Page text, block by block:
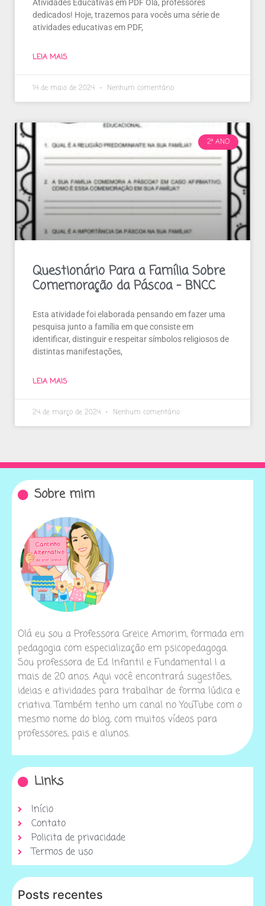
Atividades Educativas em PDF Olá, professores
dedicados! Hoje, trazemos para vocês uma série de
atividades educativas em PDF,
LEIA MAIS
14 de maio de 2024 Nenhum comentário
2º ANO
Questionário Para a Família Sobre
Comemoração da Páscoa – BNCC
Esta atividade foi elaborada pensando em fazer uma
pesquisa junto a família em que consiste em
identificar, distinguir e respeitar símbolos religiosos de
distintas manifestações,
LEIA MAIS
24 de março de 2024 Nenhum comentário
Sobre mim
Olá eu sou a Professora Greice Amorim, formada em
pedagogia com especialização em psicopedagoga.
Sou professora de Ed. Infantil e Fundamental I a
mais de 20 anos. Aqui você encontrará sugestões,
ideias e atividades para trabalhar de forma lúdica e
criativa. Também tenho um canal no YouTube com o
mesmo nome do blog, com muitos vídeos para
professores, pais e alunos.
Links
Início
Contato
Policita de privacidade
Termos de uso
Posts recentes